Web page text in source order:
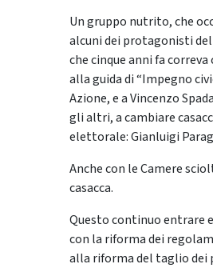
Un gruppo nutrito, che
alcuni dei protagonisti
che cinque anni fa
alla guida di “Impegno
Azione, e a Vincenzo
gli altri, a cambiare
elettorale: Gianluigi
Anche con le Camere
casacca.
Questo continuo entrare
con la riforma dei
alla riforma del taglio dei